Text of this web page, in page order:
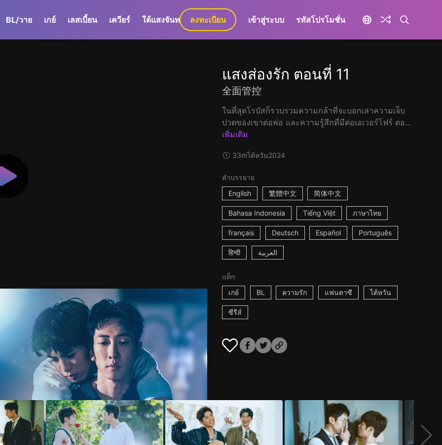
BL/วาย เกย์ เลสเบี้ยน เควียร์ ใต้แสงจันทร์ GaLa+
ลงทะเบียน เข้าสู่ระบบ รหัสโปรโมชั่น
แสงส่องรัก ตอนที่ 11
全面管控
ในที่สุดโรบัสก็รวบรวมความกล้าที่จะบอกเล่าความเจ็บ
ปวดของเขาต่อพ่อ และความรู้สึกที่มีต่อเอเวอร์โฟร์ ตอ...
เพิ่มเติม
33mไต้หวัน2024
คำบรรยาย
English
繁體中文 简体中文
Bahasa Indonesia Tiếng Việt ภาษาไทย
français Deutsch Español Português
हिन्दी العربية
แท็ก
เกย์
BL ความรัก แฟนตาซี ไต้หวัน
ซีรีส์